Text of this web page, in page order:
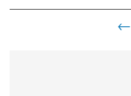
Navegación
←